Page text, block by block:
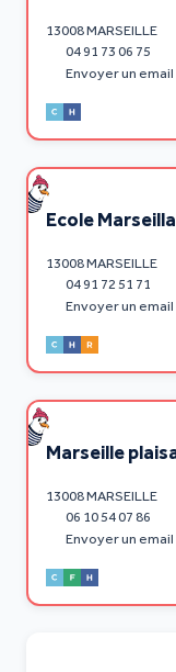
13008 MARSEILLE
04 91 73 06 75
Envoyer un email
Ecole
13008 MARSEILLE
04 91 72 51 71
Envoyer un email
Marseille
13008 MARSEILLE
06 10 54 07 86
Envoyer un email